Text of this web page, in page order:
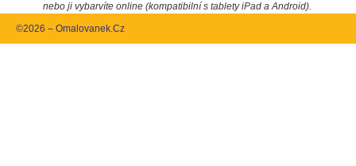
nebo ji vybarvíte online (kompatibilní s tablety iPad a Android).
©2026 – Omalovanek.Cz